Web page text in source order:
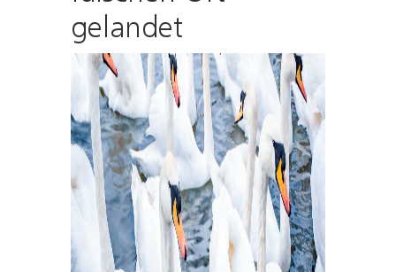
gelandet